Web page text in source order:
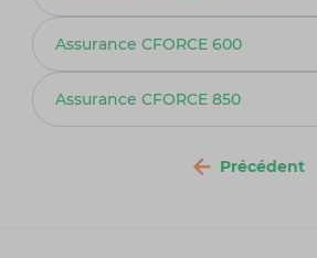
Assurance CFORCE 600
Assurance CFORCE 850
Précédent